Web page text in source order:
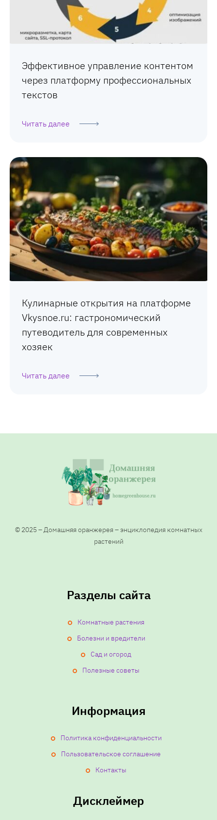
Эффективное управление контентом
через платформу профессиональных
текстов
Читать далее
Кулинарные открытия на платформе
Vkysnoe.ru: гастрономический
путеводитель для современных
хозяек
Читать далее
© 2025 – Домашняя оранжерея – энциклопедия комнатных
растений
Разделы сайта
Комнатные растения
Болезни и вредители
Сад и огород
Полезные советы
Информация
Политика конфиденциальности
Пользовательское соглашение
Контакты
Дисклеймер